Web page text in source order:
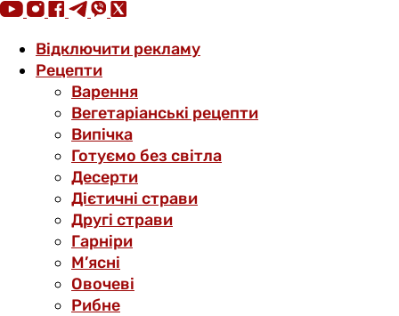
Відключити рекламу
Рецепти
Варення
Вегетаріанські рецепти
Випічка
Готуємо без світла
Десерти
Дієтичні страви
Другі страви
Гарніри
М’ясні
Овочеві
Рибне